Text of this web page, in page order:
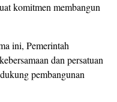
komitmen membangun
ini, Pemerintah
dan persatuan
pembangunan